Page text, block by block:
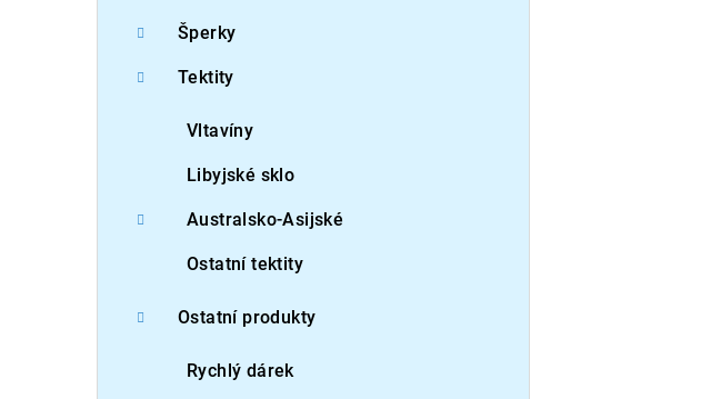
Šperky
Tektity
Vltavíny
Libyjské sklo
Australsko-Asijské
Ostatní tektity
Ostatní produkty
Rychlý dárek